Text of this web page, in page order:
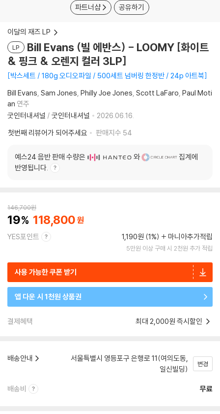
파트너샵 공유하기
이달의 재즈 LP
LP
Bill Evans (빌 에반스) - LOOMY [화이트
& 핑크 & 오렌지 컬러 3LP]
박스세트 / 180g 오디오파일 / 500세트 넘버링 한정반 / 24p 아트북
Bill Evans Sam Jones Philly Joe Jones Scott LaFaro Paul Moti
an 연주
굿인터내셔널 / 굿인터내셔널
2026.06.16.
첫번째 리뷰어가 되어주세요
판매지수 54
예스24 음반 판매 수량은 와
집계에
반영됩니다.
146,700원
19 118,800
YES포인트 1,190원 (1%) 마니아추가적립
5만원 이상 구매 시 2천원 추가 적립
사용 가능한 쿠폰 받기
앱 다운 시 1천원 상품권
결제혜택 최대 2,000원 즉시할인
배송안내
서울특별시 영등포구 은행로 11(여의도동,
일신빌딩)
변경
배송비 무료